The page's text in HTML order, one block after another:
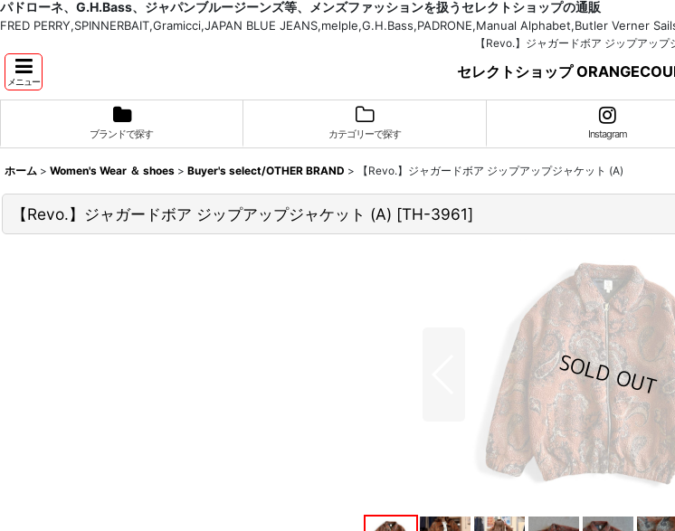
パドローネ、G.H.Bass、ジャパンブルージーンズ等、メンズファッションを扱うセレクトショップの通販
FRED PERRY,SPINNERBAIT,Gramicci,JAPAN BLUE JEANS,melple,G.H.Bass,PADRONE,Manual Alphabet,Butler Verner
【Revo.】ジャガードボア ジップアップ
メニュー
セレクトショップ
ブランドで探す カテゴリーで探す Instagram
ホーム > Women's Wear ＆ shoes > Buyer's select/OTHER BRAND > 【Revo.】ジャガードボア ジップアップジャケット (A)
【Revo.】ジャガードボア ジップアップジャケット (A) [TH-3961]